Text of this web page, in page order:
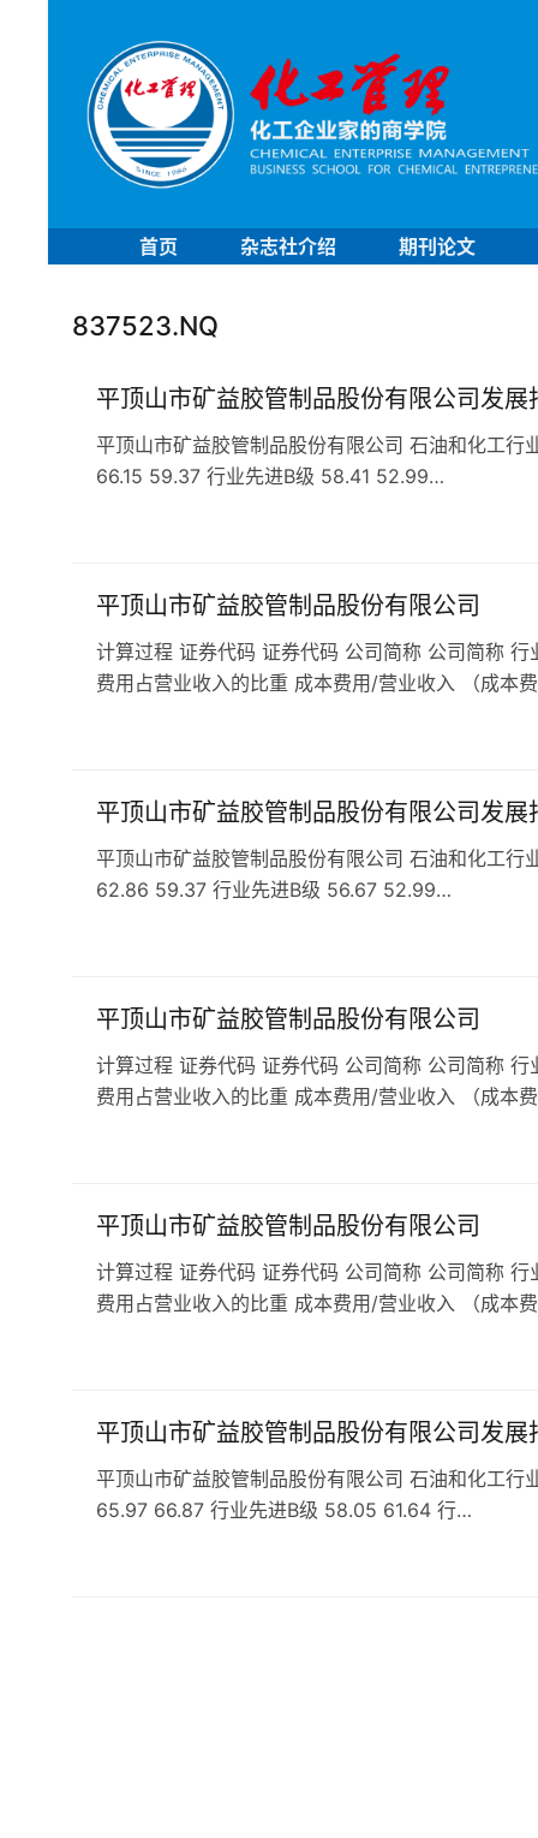
首页 杂志社介绍 期刊论文
837523.NQ
平顶山市矿益胶管制品股份有限公司发展
平顶山市矿益胶管制品股份有限公司 石油和化工
66.15 59.37 行业先进B级 58.41 52.99…
平顶山市矿益胶管制品股份有限公司
计算过程 证券代码 证券代码 公司简称 公司简称
费用占营业收入的比重 成本费用/营业收入 （成本
平顶山市矿益胶管制品股份有限公司发展
平顶山市矿益胶管制品股份有限公司 石油和化工
62.86 59.37 行业先进B级 56.67 52.99…
平顶山市矿益胶管制品股份有限公司
计算过程 证券代码 证券代码 公司简称 公司简称
费用占营业收入的比重 成本费用/营业收入 （成本
平顶山市矿益胶管制品股份有限公司
计算过程 证券代码 证券代码 公司简称 公司简称
费用占营业收入的比重 成本费用/营业收入 （成本
平顶山市矿益胶管制品股份有限公司发展
平顶山市矿益胶管制品股份有限公司 石油和化工
65.97 66.87 行业先进B级 58.05 61.64 行…